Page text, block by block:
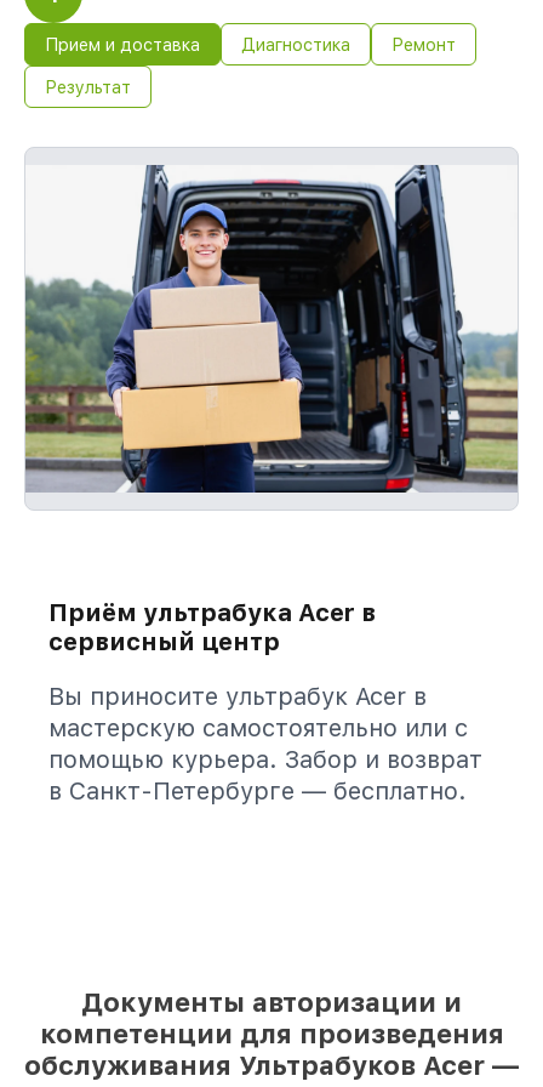
возмещаем убытки.
Обслуживание устройств с гарантией до
36 месяцев
При наличии гарантийного талона и
повторно без очереди.
Прием и доставка Диагностика Ремонт
Результат
Приём ультрабука Acer в
сервисный центр
Вы приносите ультрабук Acer в
мастерскую самостоятельно или с
помощью курьера. Забор и возврат
в Санкт-Петербурге — бесплатно.
Документы авторизации и
компетенции для произведения
обслуживания Ультрабуков Acer —